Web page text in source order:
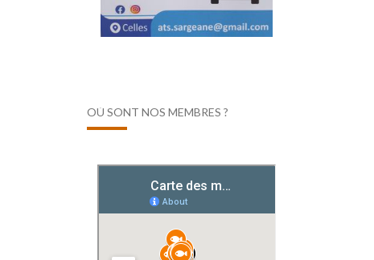
OÙ SONT NOS MEMBRES ?